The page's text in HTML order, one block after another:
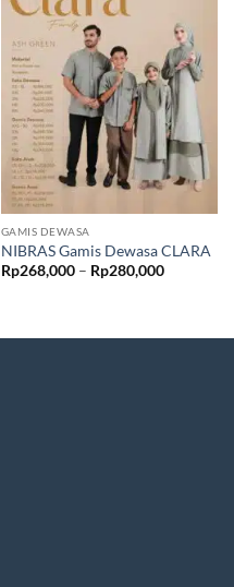
GAMIS DEWASA
NIBRAS Gamis Dewasa CLARA
Rp268,000 – Rp280,000Rentang